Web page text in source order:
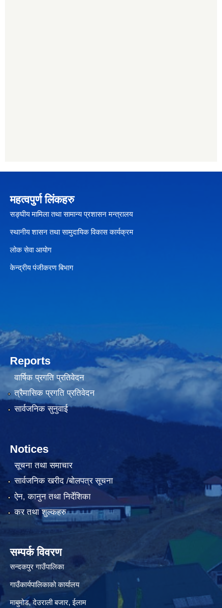
महत्वपुर्ण लिंकहरु
सङ्घीय मामिला तथा सामान्य प्रशासन मन्त्रालय
स्थानीय शासन तथा सामुदायिक विकास कार्यक्रम
लोक सेवा आयोग
केन्द्रीय पंजीकरण बिभाग
Reports
वार्षिक प्रगति प्रतिवेदन
त्रैमासिक प्रगति प्रतिवेदन
सार्वजनिक सुनुवाई
Notices
सूचना तथा समाचार
सार्वजनिक खरीद /बोलपत्र सूचना
ऐन, कानुन तथा निर्देशिका
कर तथा शुल्कहरु
सम्पर्क विवरण
सन्दकपुर गाउँपालिका
गाउँकार्यपालिकाको कार्यालय
माबुमोड, देउराली बजार, ईलाम